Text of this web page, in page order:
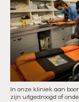
In onze kliniek aan
zijn uitgedroogd of